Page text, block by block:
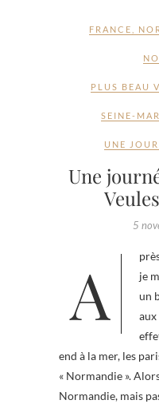
FRANCE
PLUS BEAU
SEINE-
UNE
Une
5
Après avoir été pas mal occupée,
je
un
aux
end à la mer, les
« Normandie ».
Normandie, mais